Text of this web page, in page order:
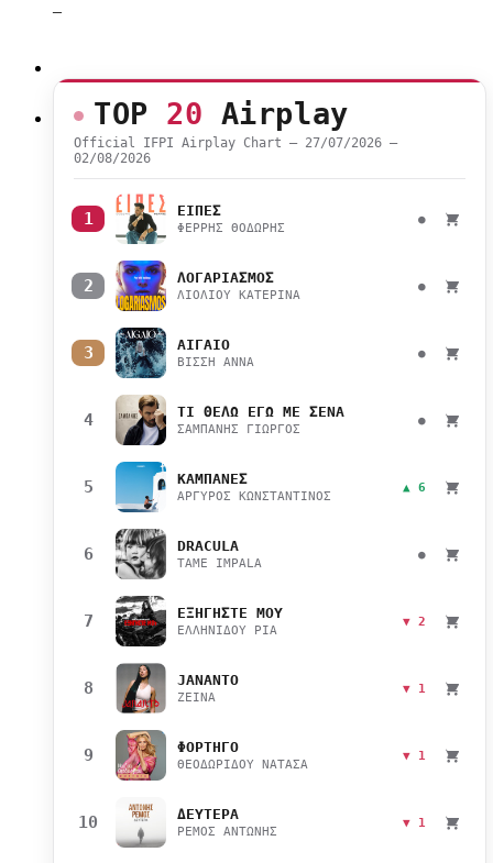
–
TOP 20 Airplay
Official IFPI Airplay Chart — 27/07/2026 –
02/08/2026
1 ΕΙΠΕΣ
ΦΕΡΡΗΣ ΘΟΔΩΡΗΣ
●
2 ΛΟΓΑΡΙΑΣΜΟΣ
ΛΙΟΛΙΟΥ ΚΑΤΕΡΙΝΑ
●
3 ΑΙΓΑΙΟ
ΒΙΣΣΗ ΑΝΝΑ
●
4 ΤΙ ΘΕΛΩ ΕΓΩ ΜΕ ΣΕΝΑ
ΣΑΜΠΑΝΗΣ ΓΙΩΡΓΟΣ
●
5 ΚΑΜΠΑΝΕΣ
ΑΡΓΥΡΟΣ ΚΩΝΣΤΑΝΤΙΝΟΣ
▲ 6
6 DRACULA
TAME IMPALA
●
7 ΕΞΗΓΗΣΤΕ ΜΟΥ
ΕΛΛΗΝΙΔΟΥ ΡΙΑ
▼ 2
8 JANANTO
ZEINA
▼ 1
9 ΦΟΡΤΗΓΟ
ΘΕΟΔΩΡΙΔΟΥ ΝΑΤΑΣΑ
▼ 1
10 ΔΕΥΤΕΡΑ
ΡΕΜΟΣ ΑΝΤΩΝΗΣ
▼ 1